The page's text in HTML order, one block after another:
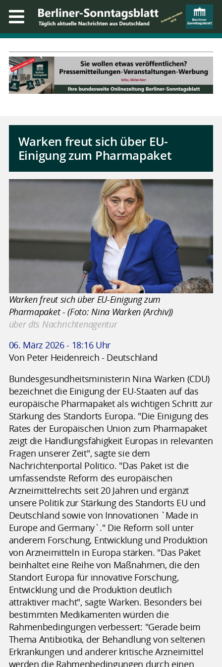
Warken freut sich über EU-
Einigung zum Pharmapaket
Warken freut sich über EU-Einigung zum
Pharmapaket - (Foto: Nina Warken (Archiv))
über dts Nachrichtenagentur
06. März 2026 - 18:16 Uhr
Von Peter Heidenreich - Deutschland
Bundesgesundheitsministerin Nina Warken (CDU)
bezeichnet die Einigung der EU-Staaten auf das
europäische Pharmapaket als wichtigen Schritt zur
Stärkung des Standorts Europa. "Die Einigung des
Rates der Europäischen Union zum Pharmapaket
zeigt die Handlungsfähigkeit Europas in relevanten
Fragen unserer Zeit", sagte sie dem
Nachrichtenportal Politico. "Das Paket ist die
umfassendste Reform des europäischen
Arzneimittelrechts seit 20 Jahren und ergänzt
unsere Politik zur Stärkung des Standorts EU und
Deutschland sowie von Innovationen `Made in
Europe and Germany`." Die Reform soll unter
anderem Forschung, Entwicklung und Produktion
von Arzneimitteln in Europa stärken. "Das Paket
beinhaltet eine Reihe von Maßnahmen, die den
Standort Europa für innovative Forschung,
Entwicklung und die Produktion deutlich
attraktiver macht", sagte Warken. Besonders bei
bestimmten Medikamenten würden die
Rahmenbedingungen verbessert: "Gerade beim
Thema Antibiotika, der Behandlung von seltenen
Erkrankungen und anderer kritische Arzneimittel
werden die Rahmenbedingungen durch einen